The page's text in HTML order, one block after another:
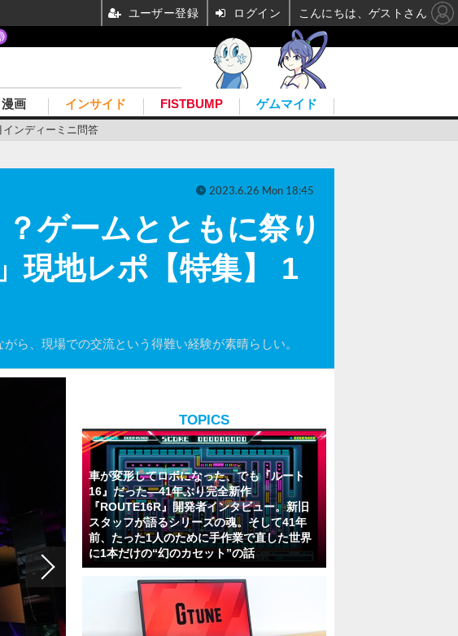
インディーミニ問答
漫画 インサイド FISTBUMP ゲムマイド
ゲームとともに祭り
現地レポ【特集】 1
ら、現場での交流という得難い経験が素晴らしい。
2023.6.26 Mon 18:45
TOPICS
車が変形してロボになった、でも『ルート
16』だった―41年ぶり完全新作
『ROUTE16R』開発者インタビュー。新旧
スタッフが語るシリーズの魂。そして41年
前、たった1人のために手作業で直した世界
に1本だけの“幻のカセット”の話
ユーザー登録 ログイン こんにちは、ゲストさん